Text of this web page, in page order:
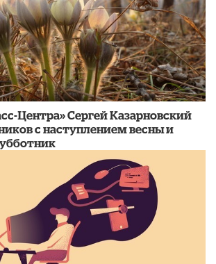
Центра» Сергей Казарновский
с наступлением весны и